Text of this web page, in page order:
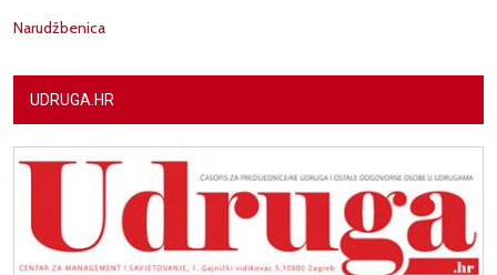
Narudžbenica
UDRUGA.HR